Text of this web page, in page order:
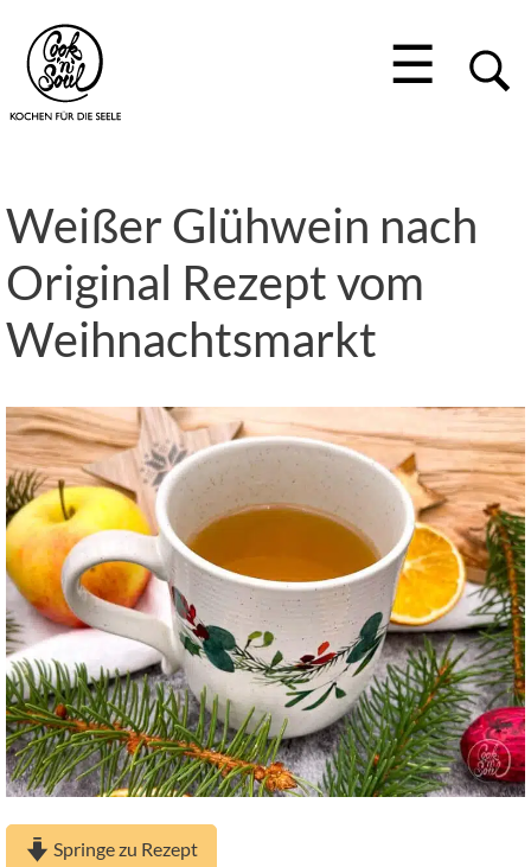
☰
Weißer Glühwein nach
Original Rezept vom
Weihnachtsmarkt
Springe zu Rezept